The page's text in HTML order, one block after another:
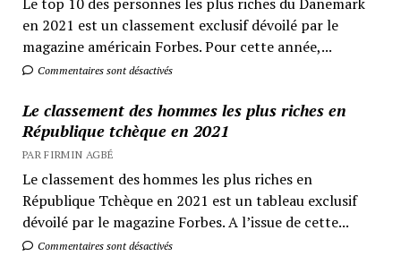
en 2021 est un classement exclusif dévoilé par le
magazine américain Forbes. Pour cette année,...
Commentaires sont désactivés
Le classement des hommes les plus riches en
République tchèque en 2021
PAR FIRMIN AGBÉ
Le classement des hommes les plus riches en
République Tchèque en 2021 est un tableau exclusif
dévoilé par le magazine Forbes. A l’issue de cette...
Commentaires sont désactivés